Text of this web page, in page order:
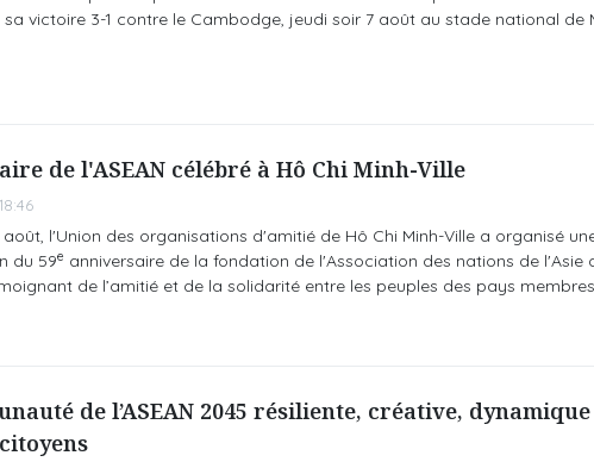
victoire 3-1 contre le Cambodge, jeudi soir 7 août au stade national de
de l'ASEAN célébré à Hô Chi Minh-Ville
l'Union des organisations d'amitié de Hô Chi Minh-Ville a organisé
du 59e anniversaire de la fondation de l'Association des nations de l'Asie
de l’amitié et de la solidarité entre les peuples des pays
de l’ASEAN 2045 résiliente, créative,